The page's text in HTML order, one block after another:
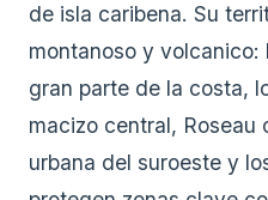
de isla caribena. Su
montanoso y volcanico:
gran parte de la costa,
macizo central, Roseau
urbana del suroeste y